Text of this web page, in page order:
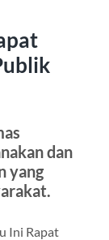
dan
yang
Ini Rapat